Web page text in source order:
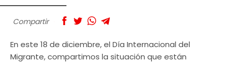
Compartir
En este 18 de diciembre, el Día Internacional del
Migrante, compartimos la situación que están